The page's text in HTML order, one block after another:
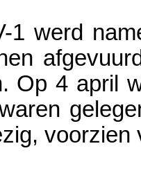
1 werd
Op 4 april
voorzien